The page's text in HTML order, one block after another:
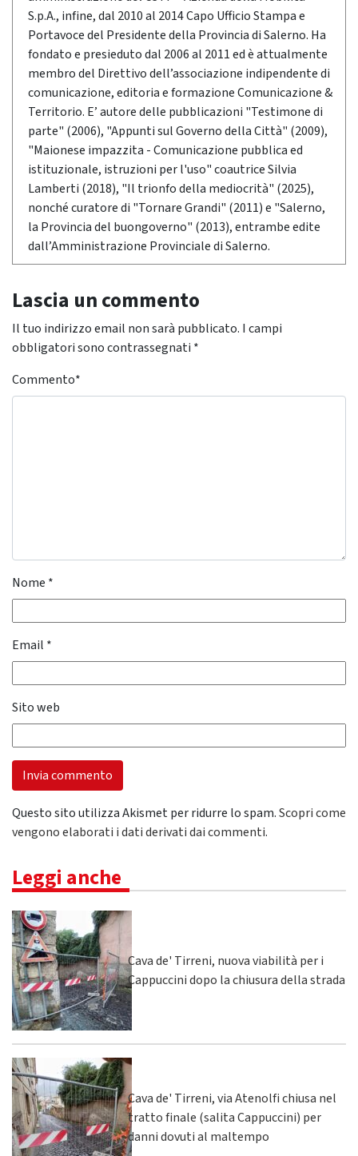
S.p.A., infine, dal 2010 al 2014 Capo Ufficio Stampa e
Portavoce del Presidente della Provincia di Salerno. Ha
fondato e presieduto dal 2006 al 2011 ed è attualmente
membro del Direttivo dell’associazione indipendente di
comunicazione, editoria e formazione Comunicazione &
Territorio. E’ autore delle pubblicazioni "Testimone di
parte" (2006), "Appunti sul Governo della Città" (2009),
"Maionese impazzita - Comunicazione pubblica ed
istituzionale, istruzioni per l'uso" coautrice Silvia
Lamberti (2018), "Il trionfo della mediocrità" (2025),
nonché curatore di "Tornare Grandi" (2011) e "Salerno,
la Provincia del buongoverno" (2013), entrambe edite
dall’Amministrazione Provinciale di Salerno.
Lascia un commento
Il tuo indirizzo email non sarà pubblicato. I campi
obbligatori sono contrassegnati *
Commento*
Nome *
Email *
Sito web
Questo sito utilizza Akismet per ridurre lo spam.Scopri come
vengono elaborati i dati derivati dai commenti.
Leggi anche
Cava de' Tirreni, nuova viabilità per i
Cappuccini dopo la chiusura della strada
Cava de' Tirreni, via Atenolfi chiusa nel
tratto finale (salita Cappuccini) per
danni dovuti al maltempo